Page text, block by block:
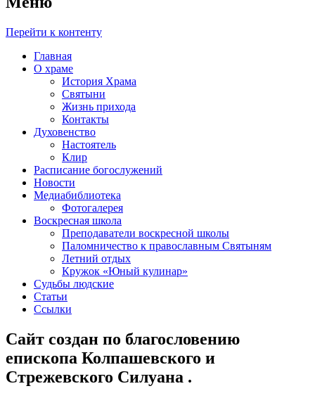
Перейти к контенту
Главная
О храме
История Храма
Святыни
Жизнь прихода
Контакты
Духовенство
Настоятель
Клир
Расписание богослужений
Новости
Медиабиблиотека
Фотогалерея
Воскресная школа
Преподаватели воскресной школы
Паломничество к православным Святыням
Летний отдых
Кружок «Юный кулинар»
Судьбы людские
Статьи
Ссылки
Сайт создан по благословению
епископа Колпашевского и
Стрежевского Силуана .